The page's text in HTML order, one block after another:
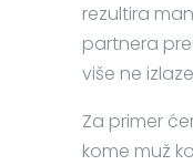
rezultira
partnera
više ne
Za primer
kome muž